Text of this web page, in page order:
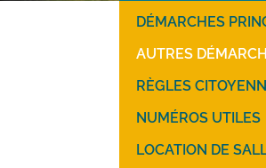
DÉMARCHES
AUTRES
RÈGLES
NUMÉROS UTILES
LOCATION DE